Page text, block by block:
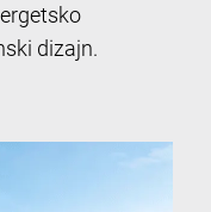
dizajn.